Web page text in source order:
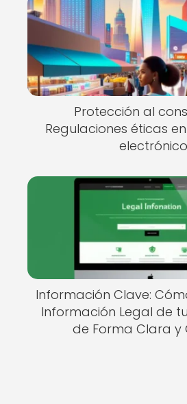
Protección al
Regulaciones éticas
electrónico
Información Clave:
Información Legal de
de Forma Clara y